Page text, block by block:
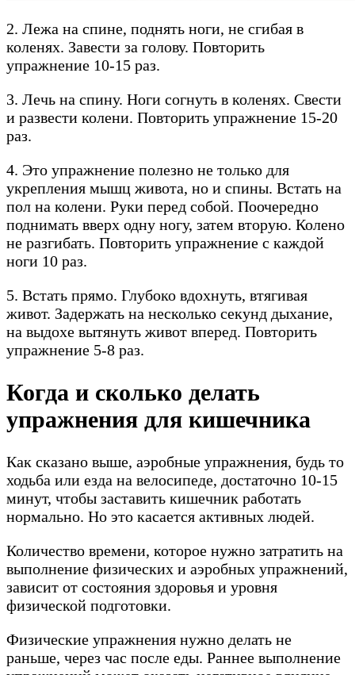
2. Лежа на спине, поднять ноги, не сгибая в
коленях. Завести за голову. Повторить
упражнение 10-15 раз.
3. Лечь на спину. Ноги согнуть в коленях. Свести
и развести колени. Повторить упражнение 15-20
раз.
4. Это упражнение полезно не только для
укрепления мышц живота, но и спины. Встать на
пол на колени. Руки перед собой. Поочередно
поднимать вверх одну ногу, затем вторую. Колено
не разгибать. Повторить упражнение с каждой
ноги 10 раз.
5. Встать прямо. Глубоко вдохнуть, втягивая
живот. Задержать на несколько секунд дыхание,
на выдохе вытянуть живот вперед. Повторить
упражнение 5-8 раз.
Когда и сколько делать
упражнения для кишечника
Как сказано выше, аэробные упражнения, будь то
ходьба или езда на велосипеде, достаточно 10-15
минут, чтобы заставить кишечник работать
нормально. Но это касается активных людей.
Количество времени, которое нужно затратить на
выполнение физических и аэробных упражнений,
зависит от состояния здоровья и уровня
физической подготовки.
Физические упражнения нужно делать не
раньше, через час после еды. Раннее выполнение